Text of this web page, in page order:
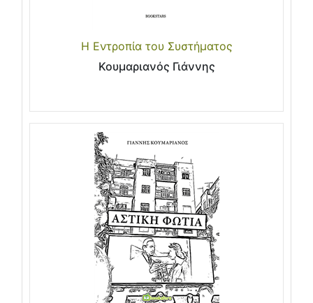
Η Εντροπία του Συστήματος
Κουμαριανός Γιάννης